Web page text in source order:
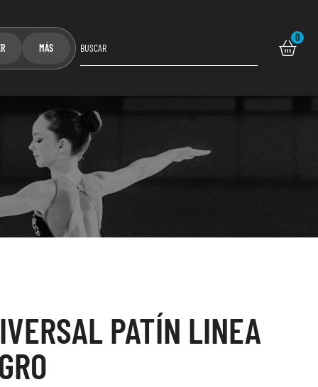
MÁS
0
PATÍN LINEA